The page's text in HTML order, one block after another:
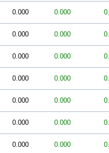
0.000 0.000
0.000 0.000
0.000 0.000
0.000 0.000
0.000 0.000
0.000 0.000
0.000 0.000